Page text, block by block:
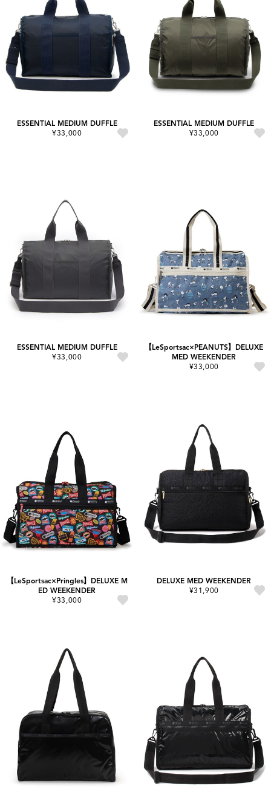
ESSENTIAL MEDIUM DUFFLE
¥33,000
ESSENTIAL MEDIUM DUFFLE
¥33,000
ESSENTIAL MEDIUM DUFFLE
¥33,000
【LeSportsac×PEANUTS】DELUXE
MED WEEKENDER
¥33,000
【LeSportsac×Pringles】DELUXE M
ED WEEKENDER
¥33,000
DELUXE MED WEEKENDER
¥31,900